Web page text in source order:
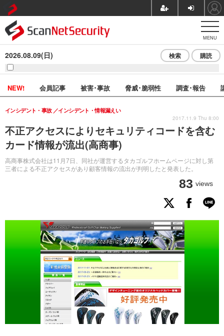
MENU
2026.08.09(日) 検索 購読
NEW! 会員記事 被害･事故 脅威･脆弱性 調査･報告
不正アクセスによりセキュリティコードを含む
カード情報が流出(高商事)
高商事株式会社は11月7日、同社が運営するタカゴルフホームページに対し第
三者による不正アクセスがあり顧客情報の流出が判明したと発表した。
インシデント・事故 インシデント・情報漏えい
83 views
2017.11.9 Thu 8:00